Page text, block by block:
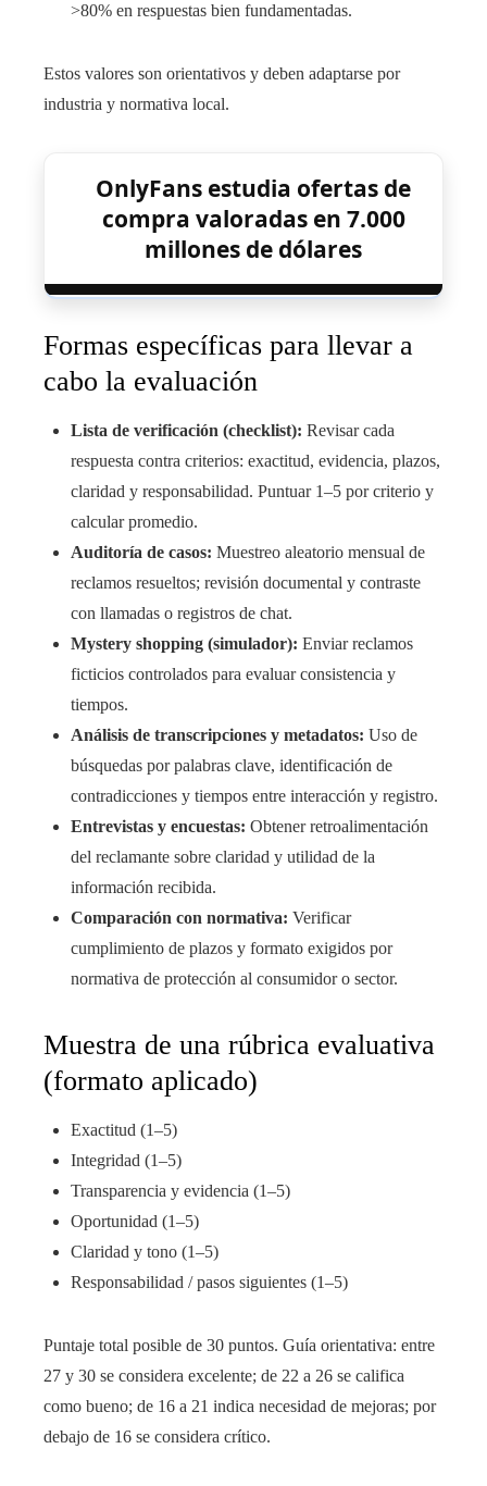
>80% en respuestas bien fundamentadas.
Estos valores son orientativos y deben adaptarse por
industria y normativa local.
OnlyFans estudia ofertas de
compra valoradas en 7.000
millones de dólares
Formas específicas para llevar a
cabo la evaluación
Lista de verificación (checklist): Revisar cada
respuesta contra criterios: exactitud, evidencia, plazos,
claridad y responsabilidad. Puntuar 1–5 por criterio y
calcular promedio.
Auditoría de casos: Muestreo aleatorio mensual de
reclamos resueltos; revisión documental y contraste
con llamadas o registros de chat.
Mystery shopping (simulador): Enviar reclamos
ficticios controlados para evaluar consistencia y
tiempos.
Análisis de transcripciones y metadatos: Uso de
búsquedas por palabras clave, identificación de
contradicciones y tiempos entre interacción y registro.
Entrevistas y encuestas: Obtener retroalimentación
del reclamante sobre claridad y utilidad de la
información recibida.
Comparación con normativa: Verificar
cumplimiento de plazos y formato exigidos por
normativa de protección al consumidor o sector.
Muestra de una rúbrica evaluativa
(formato aplicado)
Exactitud (1–5)
Integridad (1–5)
Transparencia y evidencia (1–5)
Oportunidad (1–5)
Claridad y tono (1–5)
Responsabilidad / pasos siguientes (1–5)
Puntaje total posible de 30 puntos. Guía orientativa: entre
27 y 30 se considera excelente; de 22 a 26 se califica
como bueno; de 16 a 21 indica necesidad de mejoras; por
debajo de 16 se considera crítico.